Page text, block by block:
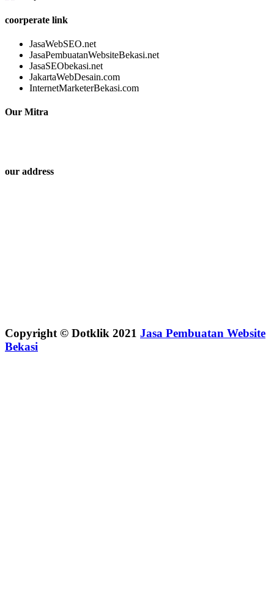
coorperate link
JasaWebSEO.net
JasaPembuatanWebsiteBekasi.net
JasaSEObekasi.net
JakartaWebDesain.com
InternetMarketerBekasi.com
Our Mitra
our address
Copyright © Dotklik 2021 Jasa Pembuatan Website
Bekasi